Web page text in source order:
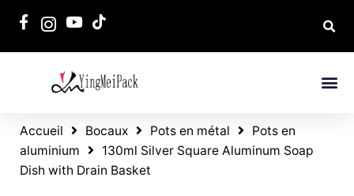
Accueil Bocaux Pots en métal
Pots en
aluminium
130ml Silver Square Aluminum Soap
Dish with Drain Basket